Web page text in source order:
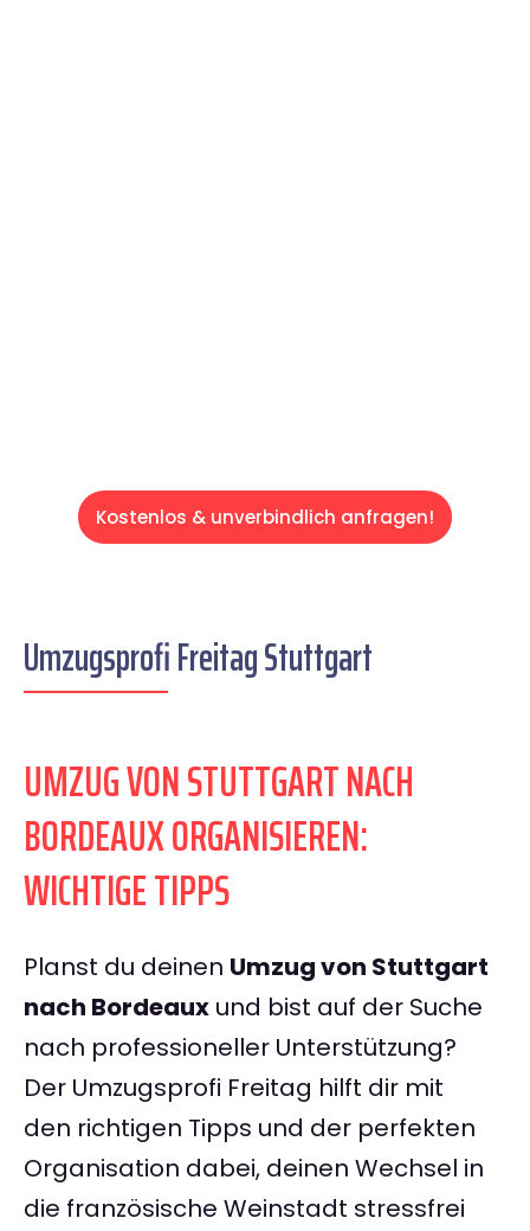
Kostenlos & unverbindlich anfragen!
Umzugsprofi Freitag Stuttgart
UMZUG VON STUTTGART NACH
BORDEAUX ORGANISIEREN:
WICHTIGE TIPPS
Planst du deinen Umzug von Stuttgart
nach Bordeaux und bist auf der Suche
nach professioneller Unterstützung?
Der Umzugsprofi Freitag hilft dir mit
den richtigen Tipps und der perfekten
Organisation dabei, deinen Wechsel in
die französische Weinstadt stressfrei